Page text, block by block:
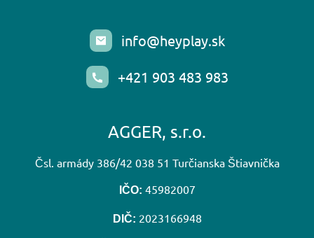
info@heyplay.sk
+421 903 483 983
AGGER, s.r.o.
Čsl. armády 386/42 038 51 Turčianska Štiavnička
IČO: 45982007
DIČ: 2023166948